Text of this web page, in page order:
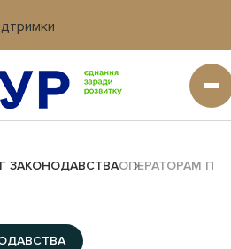
ЗАКОНОДАВСТВАОПЕРАТОРАМ